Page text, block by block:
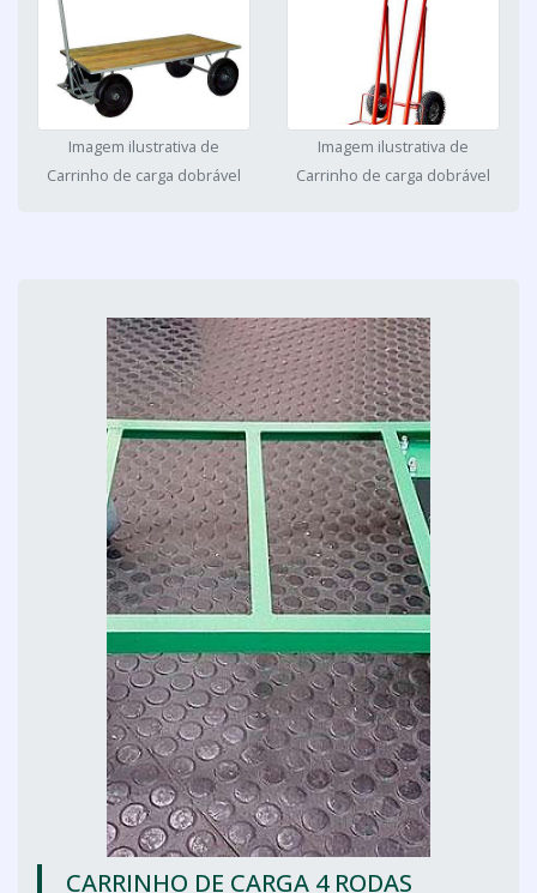
Imagem ilustrativa de
Carrinho de carga dobrável
Imagem ilustrativa de
Carrinho de carga dobrável
CARRINHO DE CARGA 4 RODAS